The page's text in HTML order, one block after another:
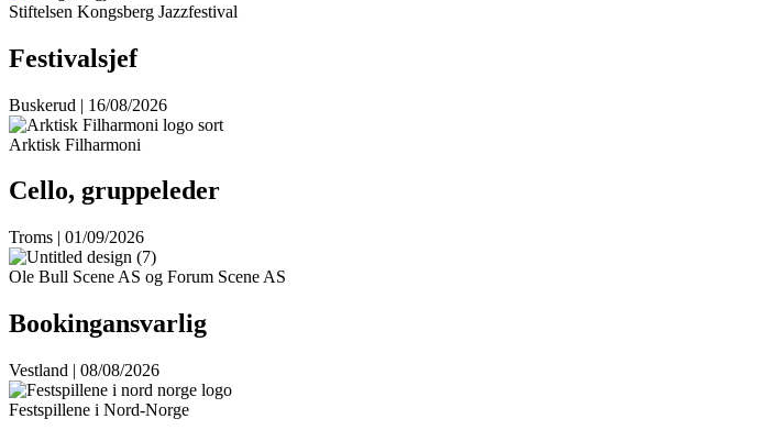
Stiftelsen Kongsberg Jazzfestival
Festivalsjef
Buskerud | 16/08/2026
Arktisk Filharmoni
Cello, gruppeleder
Troms | 01/09/2026
Ole Bull Scene AS og Forum Scene AS
Bookingansvarlig
Vestland | 08/08/2026
Festspillene i Nord-Norge